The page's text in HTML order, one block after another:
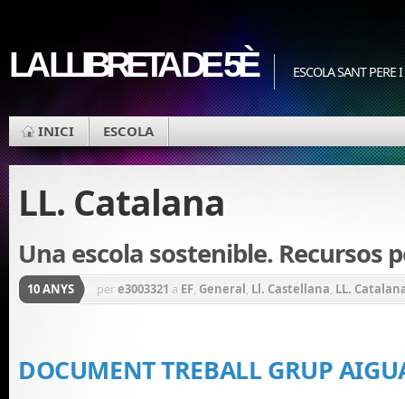
LA LLIBRETA DE 5È ESCOLA SANT PERE
INICI ESCOLA
LL. Catalana
Una escola sostenible. Recursos
10 ANYS pere3003321 a EF, General, Ll. Castellana, LL.
DOCUMENT TREBALL GRUP